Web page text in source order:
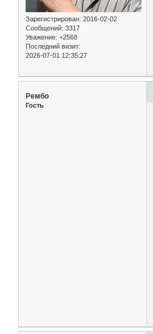
Зарегистрирован: 2016-02-02
Сообщений: 3317
Уважение: +2568
Последний визит:
2026-07-01 12:35:27
Рембо
Гость